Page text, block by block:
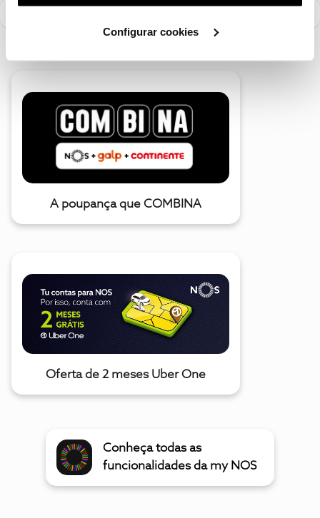
utilização dos cookies clicando em "Configurar
Configurar cookies
A poupança que COMBINA
Oferta de 2 meses Uber One
Conheça todas as
funcionalidades da my NOS